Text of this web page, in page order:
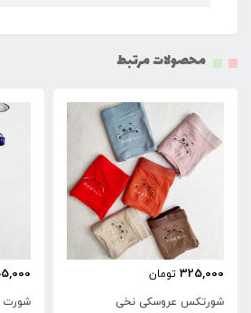
محصولات مرتبط
325,000 تومان
شورتکس عروسکی نخی
شورت